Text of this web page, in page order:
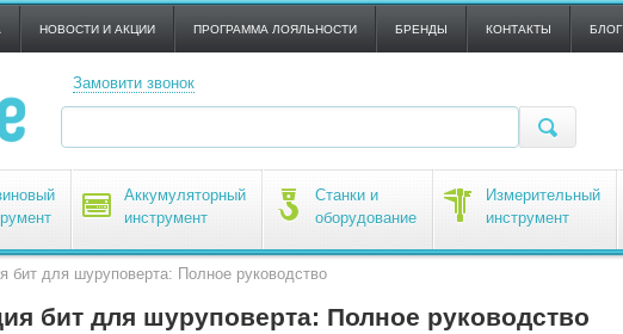
НОВОСТИ И АКЦИИ ПРОГРАММА ЛОЯЛЬНОСТИ БРЕНДЫ КОНТАКТЫ БЛОГ
Замовити звонок
Аккумуляторный
инструмент
Станки и
оборудование
Измерительный
инструмент
бит для шуруповерта: Полное руководство
бит для шуруповерта: Полное руководство